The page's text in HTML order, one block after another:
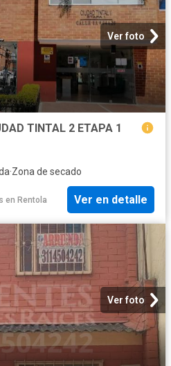
Ver foto
TINTAL 2 ETAPA 1
·Zona de secado
en Rentola Ver en detalle
Ver foto